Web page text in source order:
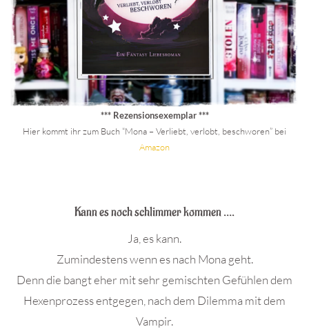
*** Rezensionsexemplar ***
Hier kommt ihr zum Buch “Mona – Verliebt, verlobt, beschworen” bei
Amazon
Kann es noch schlimmer kommen ….
Ja, es kann.
Zumindestens wenn es nach Mona geht.
Denn die bangt eher mit sehr gemischten Gefühlen dem
Hexenprozess entgegen, nach dem Dilemma mit dem
Vampir.